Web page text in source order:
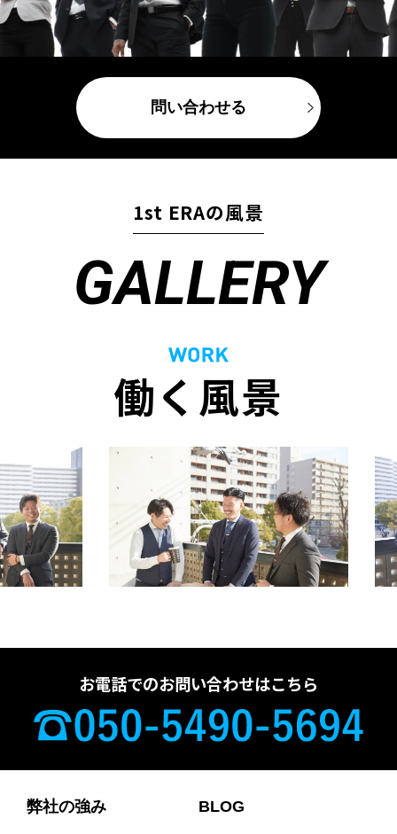
問い合わせる
1st ERAの風景
GALLERY
働く風景
お電話でのお問い合わせはこちら
弊社の強み BLOG